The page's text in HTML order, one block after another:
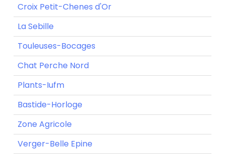
Croix Petit-Chenes d'Or
La Sebille
Touleuses-Bocages
Chat Perche Nord
Plants-Iufm
Bastide-Horloge
Zone Agricole
Verger-Belle Epine